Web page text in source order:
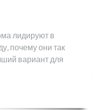
лидируют в
почему они так
вариант для